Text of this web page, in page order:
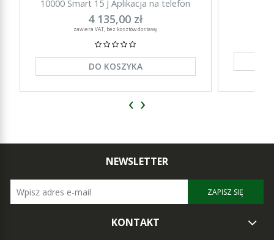
10000 Smart 15 J Aplikacja na telefon
4 135,00 zł
zawiera VAT, bez kosztów dostawy
DO KOSZYKA
‹ ›
NEWSLETTER
ZAPISZ SIĘ
KONTAKT